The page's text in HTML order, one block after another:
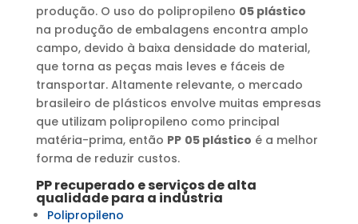
produção. O uso do polipropileno 05 plástico
na produção de embalagens encontra amplo
campo, devido à baixa densidade do material,
que torna as peças mais leves e fáceis de
transportar. Altamente relevante, o mercado
brasileiro de plásticos envolve muitas empresas
que utilizam polipropileno como principal
matéria-prima, então PP 05 plástico é a melhor
forma de reduzir custos.
PPrecuperado e serviços de alta
qualidade para a indústria
Polipropileno